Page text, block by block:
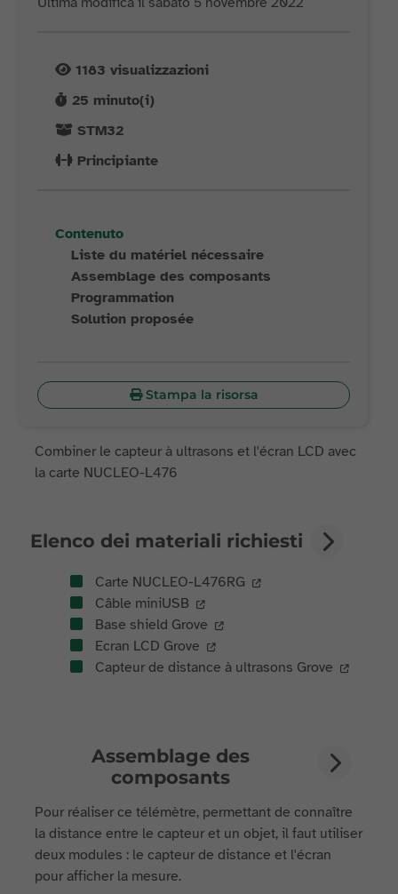
1183 visualizzazioni
25 minuto(i)
STM32
Principiante
Contenuto
Liste du matériel nécessaire
Assemblage des composants
Programmation
Solution proposée
Stampa la risorsa
Combiner le capteur à ultrasons et l'écran LCD avec
la carte NUCLEO-L476
Elenco dei materiali richiesti
Carte NUCLEO-L476RG
Câble miniUSB
Base shield Grove
Ecran LCD Grove
Capteur de distance à ultrasons Grove
Assemblage des
composants
Pour réaliser ce télémètre, permettant de connaître
la distance entre le capteur et un objet, il faut utiliser
deux modules : le capteur de distance et l'écran
pour afficher la mesure.